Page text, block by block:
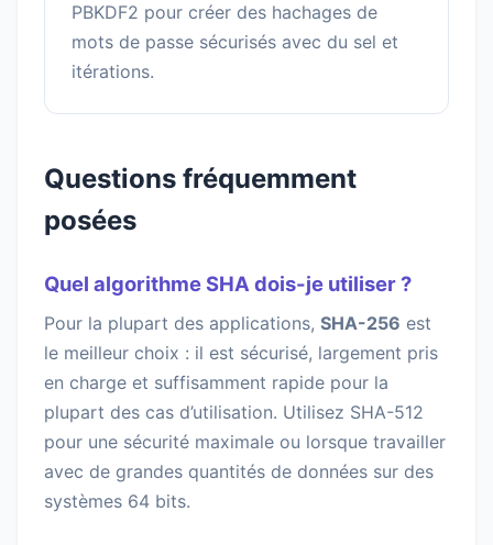
PBKDF2 pour créer des hachages de
mots de passe sécurisés avec du sel et
itérations.
Questions fréquemment
posées
Quel algorithme SHA dois-je utiliser ?
Pour la plupart des applications, SHA-256 est
le meilleur choix : il est sécurisé, largement pris
en charge et suffisamment rapide pour la
plupart des cas d’utilisation. Utilisez SHA-512
pour une sécurité maximale ou lorsque travailler
avec de grandes quantités de données sur des
systèmes 64 bits.